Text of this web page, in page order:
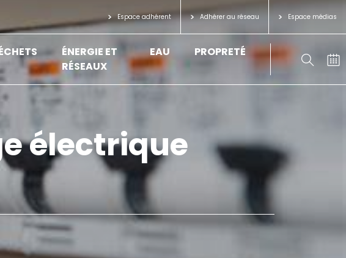
Espace adhérent Adhérer au réseau Espace médias
ÉNERGIE ET
RÉSEAUX
EAU PROPRETÉ
électrique